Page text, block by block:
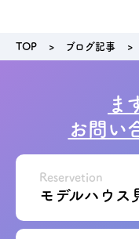
TOP ブログ記事
ま
お問い
モデルハウス
Reservetion